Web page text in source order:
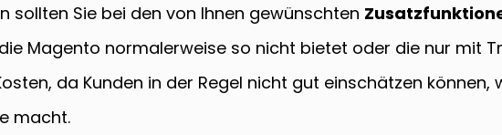
sollten Sie bei den von Ihnen gewünschten
Magento normalerweise so nicht bietet oder die nur mit
da Kunden in der Regel nicht gut einschätzen
macht.